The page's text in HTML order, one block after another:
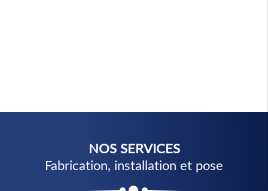
NOS SERVICES
Fabrication, installation et pose